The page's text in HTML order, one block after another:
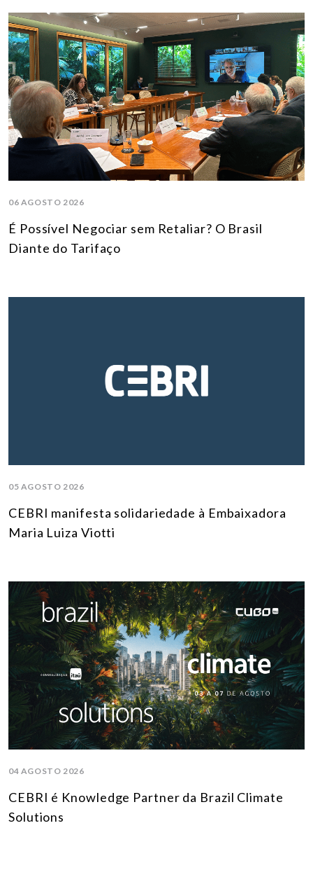
06 AGOSTO 2026
É Possível Negociar sem Retaliar? O Brasil
Diante do Tarifaço
05 AGOSTO 2026
CEBRI manifesta solidariedade à Embaixadora
Maria Luiza Viotti
04 AGOSTO 2026
CEBRI é Knowledge Partner da Brazil Climate
Solutions